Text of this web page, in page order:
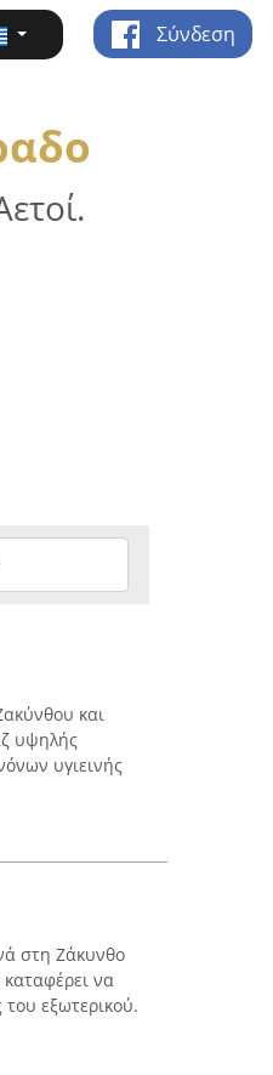
Σύνδεση
και
υψηλής
υγιεινής
στη Ζάκυνθο
να
εξωτερικού.